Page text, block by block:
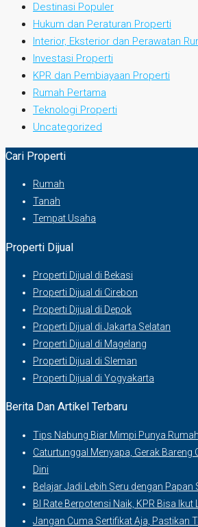
Destinasi Populer
Hukum dan Peraturan Properti
Interior, Eksterior dan Perawatan
Investasi Properti
KPR dan Pembiayaan Properti
Rumah Pertama
Teknologi Properti
Uncategorized
Cari Properti
Rumah
Tanah
Tempat Usaha
Properti Dijual
Properti Dijual di Bekasi
Properti Dijual di Cirebon
Properti Dijual di Depok
Properti Dijual di Jakarta Selatan
Properti Dijual di Magelang
Properti Dijual di Sleman
Properti Dijual di Yogyakarta
Berita Dan Artikel Terbaru
Tips Nabung Biar Mimpi Punya
Caturtunggal Menyapa, Gerak Bareng
Dini
Belajar Jadi Lebih Seru dengan Papan
BI Rate Berpotensi Naik, KPR Bisa Ikut
Jangan Cuma Sertifikat Aja, Pastikan